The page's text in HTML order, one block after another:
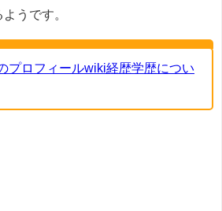
うです。
プロフィールwiki経歴学歴につい